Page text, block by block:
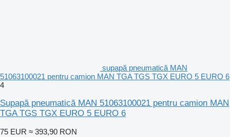
supapă pneumatică MAN
51063100021 pentru camion MAN TGA TGS TGX EURO 5 EURO 6
4
Supapă pneumatică MAN 51063100021 pentru camion MAN
TGA TGS TGX EURO 5 EURO 6
75 EUR ≈ 393,90 RON